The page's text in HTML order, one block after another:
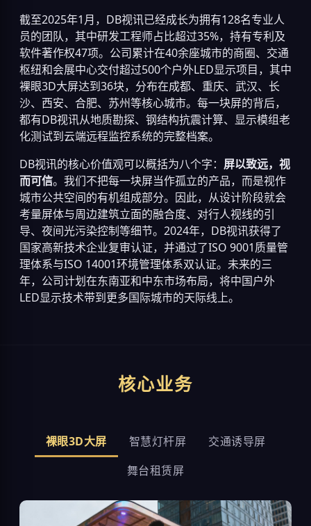
截至2025年1月，DB视讯已经成长为拥有128名专业人
员的团队，其中研发工程师占比超过35%，持有专利及
软件著作权47项。公司累计在40余座城市的商圈、交通
枢纽和会展中心交付超过500个户外LED显示项目，其中
裸眼3D大屏达到36块，分布在成都、重庆、武汉、长
沙、西安、合肥、苏州等核心城市。每一块屏的背后，
都有DB视讯从地质勘探、钢结构抗震计算、显示模组老
化测试到云端远程监控系统的完整档案。
DB视讯的核心价值观可以概括为八个字： 屏以致远，视
而可信。我们不把每一块屏当作孤立的产品，而是视作
城市公共空间的有机组成部分。因此，从设计阶段就会
考量屏体与周边建筑立面的融合度、对行人视线的引
导、夜间光污染控制等细节。2024年，DB视讯获得了
国家高新技术企业复审认证，并通过了ISO 9001质量管
理体系与ISO 14001环境管理体系双认证。未来的三
年，公司计划在东南亚和中东市场布局，将中国户外
LED显示技术带到更多国际城市的天际线上。
核心业务
裸眼3D大屏 智慧灯杆屏
交通诱导屏
舞台租赁屏